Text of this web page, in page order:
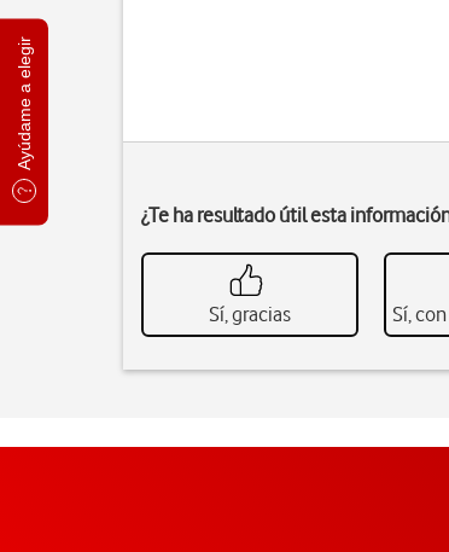
Ayúdame a elegir
¿Te ha resultado útil esta
Sí, gracias Sí,